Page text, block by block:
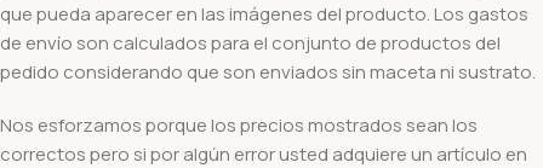
que pueda aparecer en las imágenes del producto. Los gastos
de envío son calculados para el conjunto de productos del
pedido considerando que son enviados sin maceta ni sustrato.
Nos esforzamos porque los precios mostrados sean los
correctos pero si por algún error usted adquiere un artículo en